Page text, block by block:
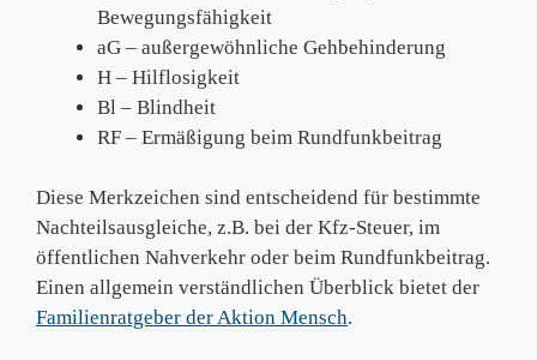
Bewegungsfähigkeit
aG – außergewöhnliche Gehbehinderung
H – Hilflosigkeit
Bl – Blindheit
RF – Ermäßigung beim Rundfunkbeitrag
Diese Merkzeichen sind entscheidend für bestimmte
Nachteilsausgleiche, z.B. bei der Kfz-Steuer, im
öffentlichen Nahverkehr oder beim Rundfunkbeitrag.
Einen allgemein verständlichen Überblick bietet der
Familienratgeber der Aktion Mensch.